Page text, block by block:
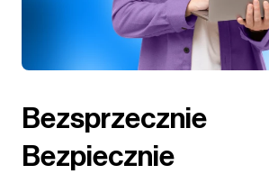
Bezsprzecznie
Bezpiecznie